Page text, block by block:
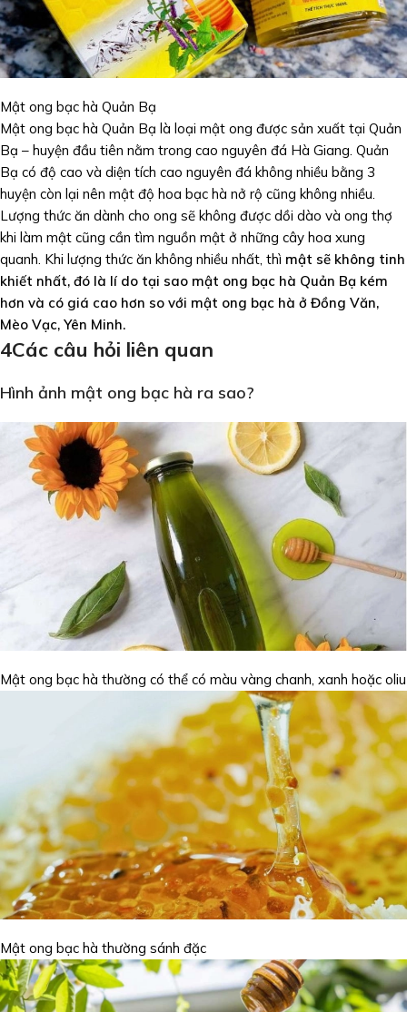
Mật ong bạc hà Quản Bạ
Mật ong bạc hà Quản Bạ là loại mật ong được sản xuất tại Quản
Bạ – huyện đầu tiên nằm trong cao nguyên đá Hà Giang. Quản
Bạ có độ cao và diện tích cao nguyên đá không nhiều bằng 3
huyện còn lại nên mật độ hoa bạc hà nở rộ cũng không nhiều.
Lượng thức ăn dành cho ong sẽ không được dồi dào và ong thợ
khi làm mật cũng cần tìm nguồn mật ở những cây hoa xung
quanh. Khi lượng thức ăn không nhiều nhất, thì mật sẽ không tinh
khiết nhất, đó là lí do tại sao mật ong bạc hà Quản Bạ kém
hơn và có giá cao hơn so với mật ong bạc hà ở Đồng Văn,
Mèo Vạc, Yên Minh.
4Các câu hỏi liên quan
Hình ảnh mật ong bạc hà ra sao?
Mật ong bạc hà thường có thể có màu vàng chanh, xanh hoặc oliu
Mật ong bạc hà thường sánh đặc